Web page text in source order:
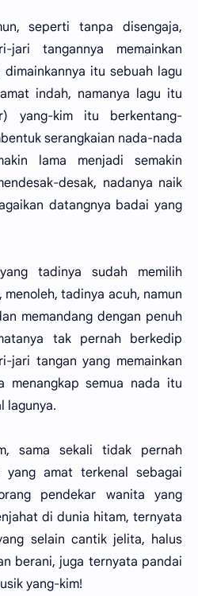
seperti tanpa disengaja,
jari tangannya memainkan
itu sebuah lagu
indah, namanya lagu itu
yang-kim itu berkentang-
serangkaian nada-nada
lama menjadi semakin
desak, nadanya naik
datangnya badai yang
tadinya sudah memilih
tadinya acuh, namun
memandang dengan penuh
tak pernah berkedip
jari tangan yang memainkan
menangkap semua nada itu
lagunya.
sama sekali tidak pernah
yang amat terkenal sebagai
pendekar wanita yang
di dunia hitam, ternyata
selain cantik jelita, halus
berani, juga ternyata pandai
yang-kim!